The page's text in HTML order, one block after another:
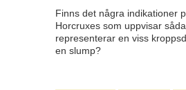
Finns det några indikationer
Horcruxes som uppvisar
representerar en viss
en slump?